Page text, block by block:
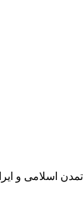
فرهنگ و تمدن